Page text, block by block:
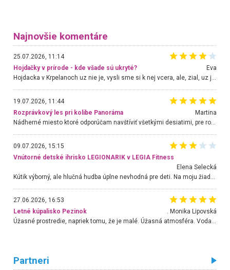
Najnovšie komentáre
25.07.2026, 11:14
Hojdačky v prírode - kde všade sú ukryté?
Eva
Hojdacka v Krpelanoch uz nie je, vysli sme si k nej vcera, ale, zial, uz je znicena. Ak sem planujete cestu len kvoli hojdacke, mozete si ju usetrit. Krasny vyhlad je tu vsak aj bez hojdacky :-)
19.07.2026, 11:44
Rozprávkový les pri kolibe Panoráma
Martina
Nádherné miesto ktoré odporúčam navštíviť všetkými desiatimi, pre rodiny s deťmi, dôchodcom... Proste a jednoducho ozaj rozprávkový les.. určite ešte prídeme. Odniesli sme si na pamiatku krásne tričká,
09.07.2026, 15:15
Vnútorné detské ihrisko LEGIONARIK v LEGIA Fitness
Elena Selecká
27.06.2026, 16:53
Letné kúpalisko Pezinok
. Monika Lipovská
Úžasné prostredie, napriek tomu, že je malé. Úžasná atmosféra. Voda fantastická a nádherná. Ľudí je pomerne veľa, ale su mili a ohľaduplní. Je veľmi zaujímavé sledovať, ako dokážu spolu športovať cudzí ľudia a bez ohľadu na vek. Vládne tu pohoda. Vnuka neviem dostať z vody. Ďakujem za krásny deň . Urcite sa sem vrátim. Jediný problém je s parkovaním, ale aj ten sa mi podarilo vyriešiť. Monika Bratislava
Partneri